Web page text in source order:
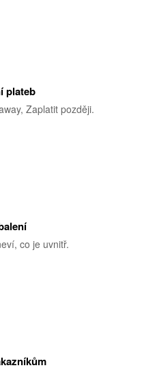
plateb
Zaplatit později.
co je uvnitř.